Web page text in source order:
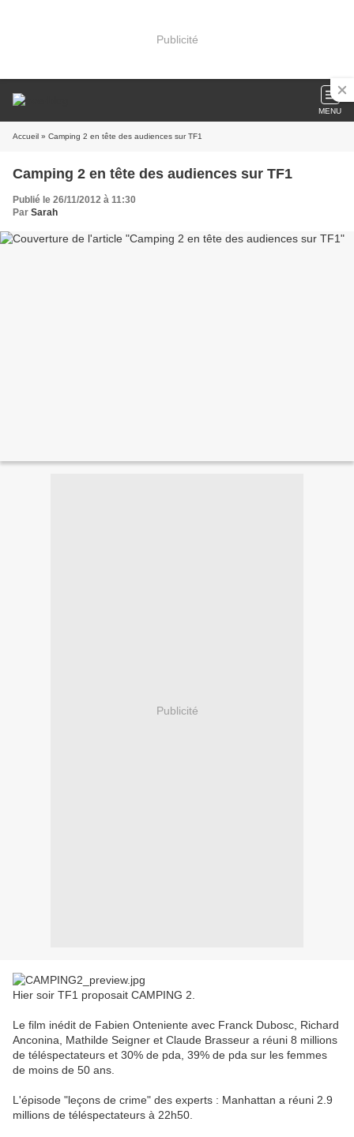
Publicité
MENU
Accueil » Camping 2 en tête des audiences sur TF1
Camping 2 en tête des audiences sur TF1
Publié le 26/11/2012 à 11:30
Par Sarah
Publicité
Hier soir TF1 proposait CAMPING 2.
Le film inédit de Fabien Onteniente avec Franck Dubosc, Richard
Anconina, Mathilde Seigner et Claude Brasseur a réuni 8 millions
de téléspectateurs et 30% de pda, 39% de pda sur les femmes
de moins de 50 ans.
L'épisode "leçons de crime" des experts : Manhattan a réuni 2.9
millions de téléspectateurs à 22h50.